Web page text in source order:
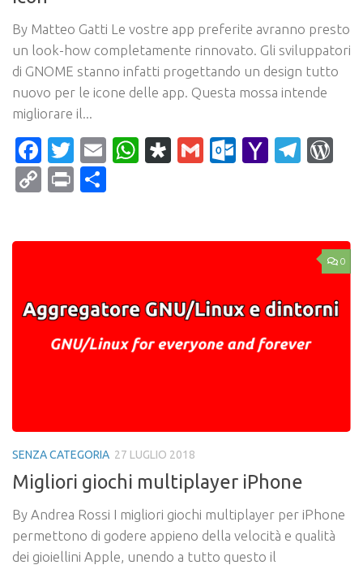
By Matteo Gatti Le vostre app preferite avranno presto
un look-how completamente rinnovato. Gli sviluppatori
di GNOME stanno infatti progettando un design tutto
nuovo per le icone delle app. Questa mossa intende
migliorare il...
Facebook
Twitter
EmailWhatsApp
Diaspora
Gmail Yahoo
CopyPrint
0
SENZA CATEGORIA 27 LUGLIO 2018
Migliori giochi multiplayer iPhone
By Andrea Rossi I migliori giochi multiplayer per iPhone
permettono di godere appieno della velocità e qualità
dei gioiellini Apple, unendo a tutto questo il